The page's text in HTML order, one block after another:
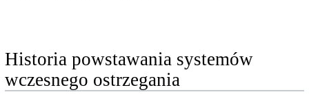
Historia powstawania systemów
wczesnego ostrzegania